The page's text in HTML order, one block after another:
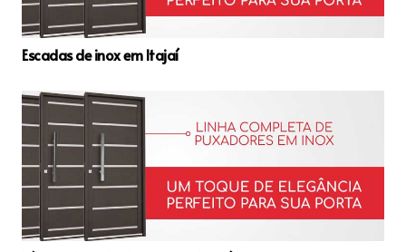
Escadas de inox em Itajaí